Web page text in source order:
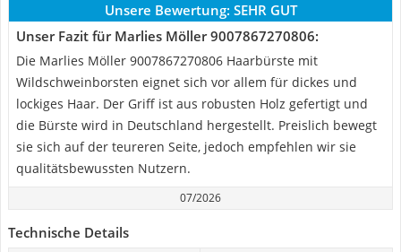
Unsere Bewertung: SEHR GUT
Unser Fazit für Marlies Möller 9007867270806:
Die Marlies Möller 9007867270806 Haarbürste mit
Wildschweinborsten eignet sich vor allem für dickes und
lockiges Haar. Der Griff ist aus robusten Holz gefertigt und
die Bürste wird in Deutschland hergestellt. Preislich bewegt
sie sich auf der teureren Seite, jedoch empfehlen wir sie
qualitätsbewussten Nutzern.
07/2026
Technische Details